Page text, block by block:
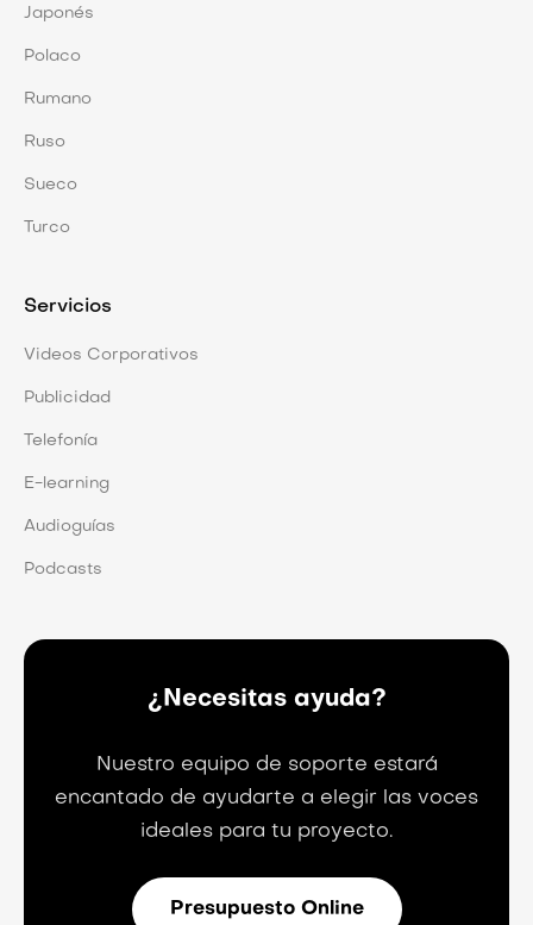
Japonés
Polaco
Rumano
Ruso
Sueco
Turco
Servicios
Videos Corporativos
Publicidad
Telefonía
E-learning
Audioguías
Podcasts
¿Necesitas ayuda?
Nuestro equipo de soporte estará
encantado de ayudarte a elegir las voces
ideales para tu proyecto.
Presupuesto Online